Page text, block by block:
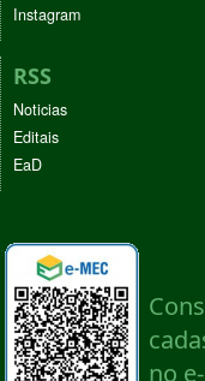
Instagram
RSS
Noticias
Editais
EaD